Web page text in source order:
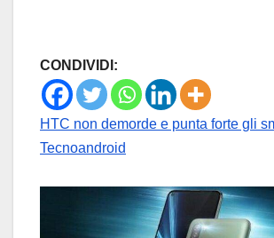
CONDIVIDI:
HTC non demorde e punta forte gli
Tecnoandroid